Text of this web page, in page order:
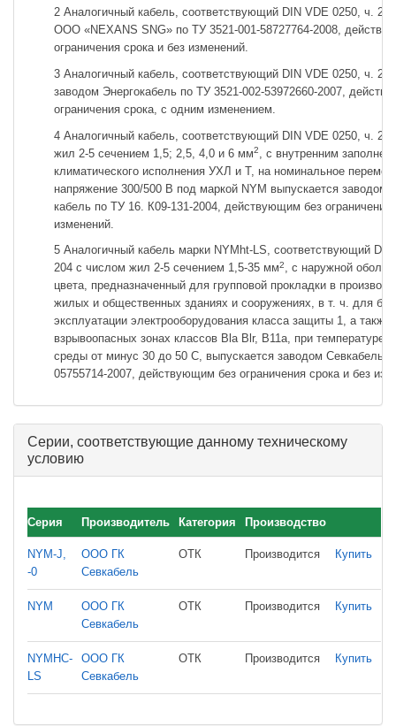
2 Аналогичный кабель, соответствующий DIN VDE 0250, ч.
ООО «NEXANS SNG» по ТУ 3521-001-58727764-2008,
ограничения срока и без изменений.
3 Аналогичный кабель, соответствующий DIN VDE 0250, ч.
заводом Энергокабель по ТУ 3521-002-53972660-2007,
ограничения срока, с одним изменением.
4 Аналогичный кабель, соответствующий DIN VDE 0250, ч.
жил 2-5 сечением 1,5; 2,5, 4,0 и 6 мм2
, с внутренним
климатического исполнения УХЛ и Т, на номинальное
напряжение 300/500 В под маркой NYM выпускается заводом
кабель по ТУ 16. К09-131-2004, действующим без ограничения
изменений.
5 Аналогичный кабель марки NYMht-LS, соответствующий
204 с числом жил 2-5 сечением 1,5-35 мм2, с наружной
цвета, предназначенный для групповой прокладки в
жилых и общественных зданиях и сооружениях, в т. ч. для
эксплуатации электрооборудования класса защиты 1, а также
взрывоопасных зонах классов Bla Blr, В11а, при температуре
среды от минус 30 до 50 С, выпускается заводом Севкабель
05755714-2007, действующим без ограничения срока и без
Серии, соответствующие данному техническому
условию
Серия Производитель Категория Производство
NYM-J,
-0
ООО ГК
Севкабель
ОТК Производится Купить
NYM
ООО ГК
Севкабель
ОТК Производится Купить
NYMHC-
LS
ООО ГК
Севкабель
ОТК Производится Купить